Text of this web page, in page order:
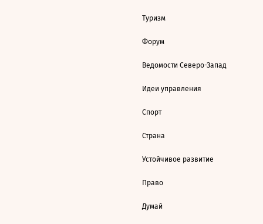
Туризм
Форум
Ведомости Северо-Запад
Идеи управления
Спорт
Страна
Устойчивое развитие
Право
Думай